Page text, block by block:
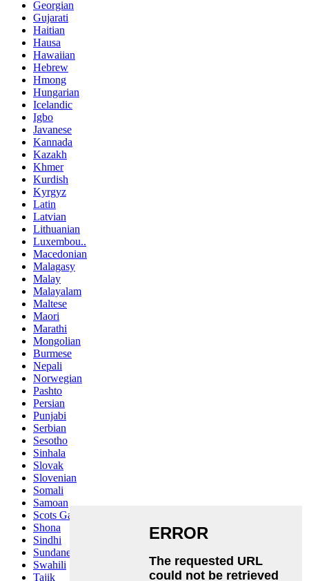
Georgian
Gujarati
Haitian
Hausa
Hawaiian
Hebrew
Hmong
Hungarian
Icelandic
Igbo
Javanese
Kannada
Kazakh
Khmer
Kurdish
Kyrgyz
Latin
Latvian
Lithuanian
Luxembou..
Macedonian
Malagasy
Malay
Malayalam
Maltese
Maori
Marathi
Mongolian
Burmese
Nepali
Norwegian
Pashto
Persian
Punjabi
Serbian
Sesotho
Sinhala
Slovak
Slovenian
Somali
Samoan
Scots Gaelic
Shona
Sindhi
Sundanese
Swahili
Tajik